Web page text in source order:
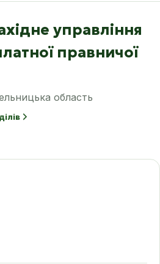
управління
правничої
область